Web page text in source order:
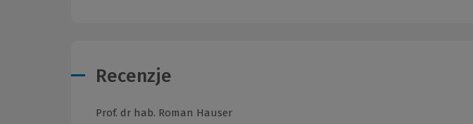
Recenzje
Prof. dr hab. Roman Hauser